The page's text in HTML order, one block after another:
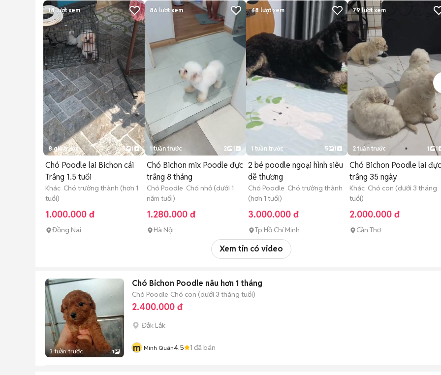
18lượt xem
8 giờ trước 3 1
Chó Poodle lai Bichon cái
Trắng 1.5 tuổi
Khác Chó trưởng thành (hơn 1
tuổi)
1.000.000 đ
Đồng Nai
86 lượt xem
1 tuần trước 2 1
Chó Bichon mix Poodle đực
trắng 8 tháng
Chó Poodle Chó nhỏ (dưới 1
năm tuổi)
1.280.000 đ
Hà Nội
48 lượt xem
1 tuần trước 5 1
2 bé poodle ngoại hình siêu
dễ thương
Chó Poodle Chó trưởng thành
(hơn 1 tuổi)
3.000.000 đ
Tp Hồ Chí Minh
79lượt xem
2 tuần trước 1 1
Chó Bichon Poodle lai đực
trắng 35 ngày
Khác Chó con (dưới 3 tháng
tuổi)
2.000.000 đ
Cần Thơ
Xem tin có video
3 tuần trước 1
Chó Bichon Poodle nâu hơn 1 tháng
Chó Poodle Chó con (dưới 3 tháng tuổi)
2.400.000 đ
Đắk Lắk
m Minh Quân4.5 1 đã bán